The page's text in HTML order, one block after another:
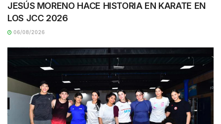
JESÚS MORENO HACE HISTORIA EN KARATE EN
LOS JCC 2026
06/08/2026